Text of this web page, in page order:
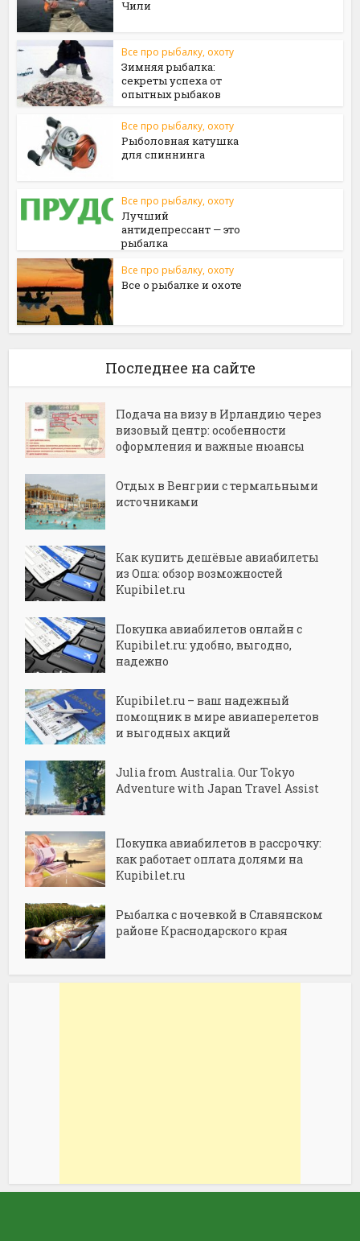
Чили
Все про рыбалку, охоту
Зимняя рыбалка:
секреты успеха от
опытных рыбаков
Все про рыбалку, охоту
Рыболовная катушка
для спиннинга
Все про рыбалку, охоту
Лучший
антидепрессант — это
рыбалка
Все про рыбалку, охоту
Все о рыбалке и охоте
Последнее на сайте
Подача на визу в Ирландию через
визовый центр: особенности
оформления и важные нюансы
Отдых в Венгрии с термальными
источниками
Как купить дешёвые авиабилеты
из Оша: обзор возможностей
Kupibilet.ru
Покупка авиабилетов онлайн с
Kupibilet.ru: удобно, выгодно,
надежно
Kupibilet.ru – ваш надежный
помощник в мире авиаперелетов
и выгодных акций
Julia from Australia. Our Tokyo
Adventure with Japan Travel Assist
Покупка авиабилетов в рассрочку:
как работает оплата долями на
Kupibilet.ru
Рыбалка с ночевкой в Славянском
районе Краснодарского края